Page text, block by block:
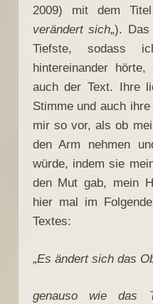
2009) mit dem
verändert sich„).
Tiefste, sodass
hintereinander
auch der Text. Ihre
Stimme und auch
mir so vor, als ob
den Arm nehmen
würde, indem sie
den Mut gab, mein
hier mal im
Textes:
„Es ändert sich das
genauso wie das